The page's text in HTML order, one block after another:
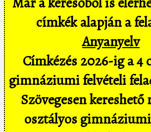
címkék alapján a
Anyanyelv
Címkézés 2026-ig a 4
gimnáziumi felvételi
Szövegesen
osztályos